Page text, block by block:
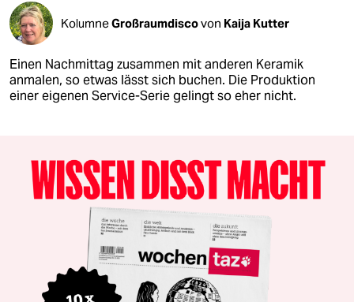
KolumneGroßraumdiscovon Kaija Kutter
Einen Nachmittag zusammen mit anderen Keramik
anmalen, so etwas lässt sich buchen. Die Produktion
einer eigenen Service-Serie gelingt so eher nicht.